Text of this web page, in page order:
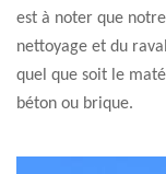
est à noter que
nettoyage et du
quel que soit le
béton ou brique.